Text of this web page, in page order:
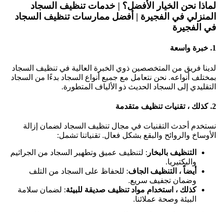
لماذا نحن الخيار الأفضل؟ | خدمات تنظيف السجاد
المنزلي في الفجيرة | أفضل ممارسات تنظيف السجاد
في الفجيرة
1. خبرة واسعة
لدينا فريق من المتخصصين ذوي الخبرة العالية في تنظيف السجاد
بمختلف أنواعه. نحن نتعامل مع جميع أنواع السجاد بدءًا من السجاد
التقليدي إلى السجاد الحديث ذو الألياف المتطورة.
2. كذلك ، تقنيات تنظيف متقدمة
نستخدم أحدث التقنيات في مجال تنظيف السجاد لضمان إزالة
الأوساخ والروائح والبقع بشكل فعال. تقنياتنا تشمل:
التنظيف بالبخار : لتنظيف عميق وتطهير السجاد من الجراثيم
والبكتيريا.
أيضاً ، التنظيف الجاف: للحفاظ على السجاد من التلف
وضمان تجفيف سريع.
كذلك ، استخدام مواد تنظيف صديقة للبيئة: لضمان سلامة
البيئة وصحة عملائنا.